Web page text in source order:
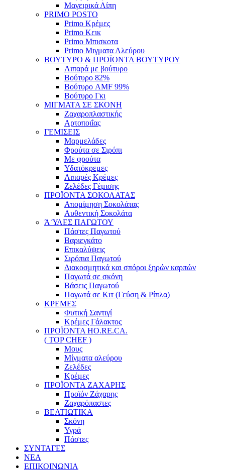
Μαγειρικά Λίπη
PRIMO POSTO
Primo Κρέμες
Primo Κεικ
Primo Μπισκοτα
Primo Μιγματα Αλεύρου
ΒΟΥΤΥΡΟ & ΠΡΟΪΟΝΤΑ ΒΟΥΤΥΡΟΥ
Λιπαρά με βούτυρο
Βούτυρο 82%
Βούτυρο AMF 99%
Βούτυρο Γκι
ΜΙΓΜΑΤΑ ΣΕ ΣΚΟΝΗ
Ζαχαροπλαστικής
Αρτοποιΐας
ΓΕΜΙΣΕΙΣ
Μαρμελάδες
Φρούτα σε Σιρόπι
Με φρούτα
Υδατόκρεμες
Λιπαρές Κρέμες
Ζελέδες Γέμισης
ΠΡΟΪΟΝΤΑ ΣΟΚΟΛΑΤΑΣ
Απομίμηση Σοκολάτας
Αυθεντική Σοκολάτα
Ά ΎΛΕΣ ΠΑΓΩΤΟΥ
Πάστες Παγωτού
Βαριεγκάτο
Επικαλύψεις
Σιρόπια Παγωτού
Διακοσμητικά και σπόροι ξηρών καρπών
Παγωτά σε σκόνη
Βάσεις Παγωτού
Παγωτά σε Κιτ (Γεύση & Ρίπλα)
ΚΡΕΜΕΣ
Φυτική Σαντιγί
Κρέμες Γάλακτος
ΠΡΟΪΟΝΤΑ HO.RE.CA.
( TOP CHEF )
Μους
Μίγματα αλεύρου
Ζελέδες
Κρέμες
ΠΡΟΪΟΝΤΑ ΖΑΧΑΡΗΣ
Προϊόν Ζάχαρης
Ζαχαρόπαστες
ΒΕΛΤΙΩΤΙΚΑ
Σκόνη
Υγρά
Πάστες
ΣΥΝΤΑΓΕΣ
ΝΕΑ
ΕΠΙΚΟΙΝΩΝΙΑ